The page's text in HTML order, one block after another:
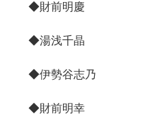
◆財前明慶
◆湯浅千晶
◆伊勢谷志乃
◆財前明幸